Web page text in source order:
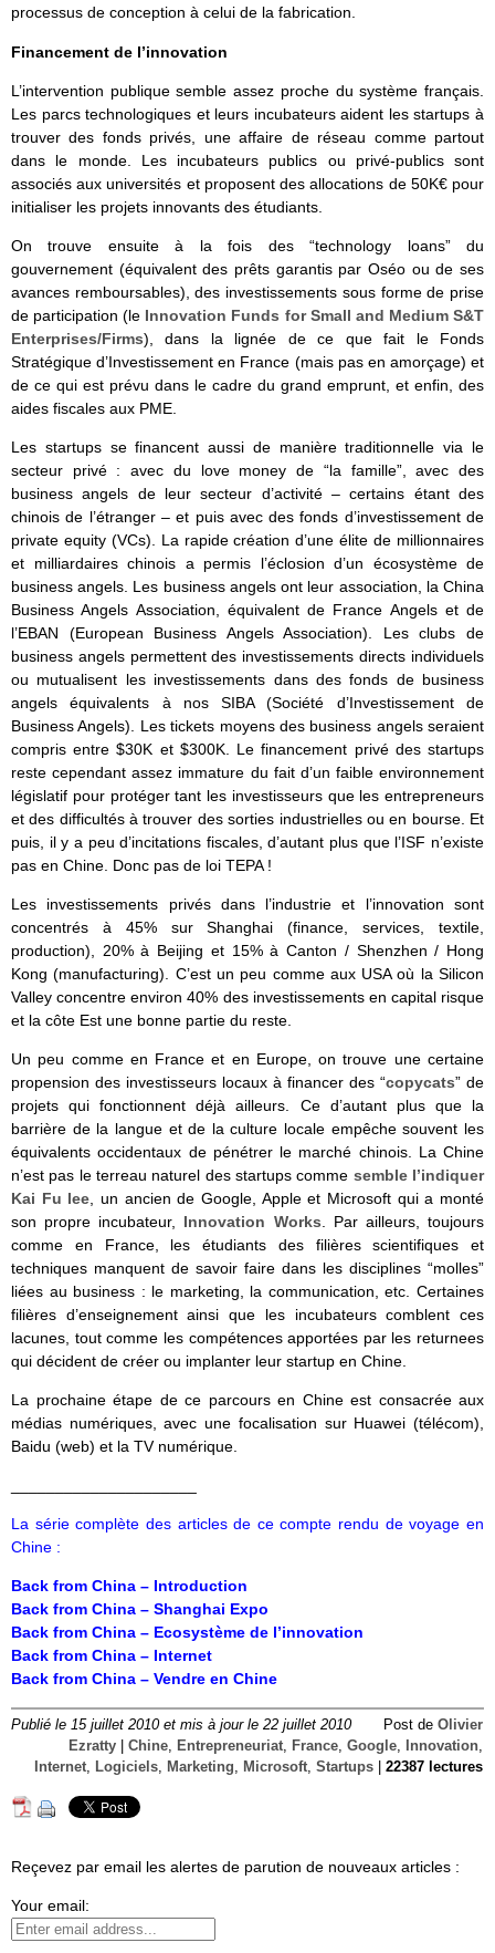
processus de conception à celui de la fabrication.
Financement de l’innovation
L’intervention publique semble assez proche du système français.
Les parcs technologiques et leurs incubateurs aident les startups à
trouver des fonds privés, une affaire de réseau comme partout
dans le monde. Les incubateurs publics ou privé-publics sont
associés aux universités et proposent des allocations de 50K€ pour
initialiser les projets innovants des étudiants.
On trouve ensuite à la fois des “technology loans” du
gouvernement (équivalent des prêts garantis par Oséo ou de ses
avances remboursables), des investissements sous forme de prise
de participation (le Innovation Funds for Small and Medium S&T
Enterprises/Firms), dans la lignée de ce que fait le Fonds
Stratégique d’Investissement en France (mais pas en amorçage) et
de ce qui est prévu dans le cadre du grand emprunt, et enfin, des
aides fiscales aux PME.
Les startups se financent aussi de manière traditionnelle via le
secteur privé : avec du love money de “la famille”, avec des
business angels de leur secteur d’activité – certains étant des
chinois de l’étranger – et puis avec des fonds d’investissement de
private equity (VCs). La rapide création d’une élite de millionnaires
et milliardaires chinois a permis l’éclosion d’un écosystème de
business angels. Les business angels ont leur association, la China
Business Angels Association, équivalent de France Angels et de
l’EBAN (European Business Angels Association). Les clubs de
business angels permettent des investissements directs individuels
ou mutualisent les investissements dans des fonds de business
angels équivalents à nos SIBA (Société d’Investissement de
Business Angels). Les tickets moyens des business angels seraient
compris entre $30K et $300K. Le financement privé des startups
reste cependant assez immature du fait d’un faible environnement
législatif pour protéger tant les investisseurs que les entrepreneurs
et des difficultés à trouver des sorties industrielles ou en bourse. Et
puis, il y a peu d’incitations fiscales, d’autant plus que l’ISF n’existe
pas en Chine. Donc pas de loi TEPA !
Les investissements privés dans l’industrie et l’innovation sont
concentrés à 45% sur Shanghai (finance, services, textile,
production), 20% à Beijing et 15% à Canton / Shenzhen / Hong
Kong (manufacturing). C’est un peu comme aux USA où la Silicon
Valley concentre environ 40% des investissements en capital risque
et la côte Est une bonne partie du reste.
Un peu comme en France et en Europe, on trouve une certaine
propension des investisseurs locaux à financer des “copycats” de
projets qui fonctionnent déjà ailleurs. Ce d’autant plus que la
barrière de la langue et de la culture locale empêche souvent les
équivalents occidentaux de pénétrer le marché chinois. La Chine
n’est pas le terreau naturel des startups comme semble l’indiquer
Kai Fu lee , un ancien de Google, Apple et Microsoft qui a monté
son propre incubateur, Innovation Works . Par ailleurs, toujours
comme en France, les étudiants des filières scientifiques et
techniques manquent de savoir faire dans les disciplines “molles”
liées au business : le marketing, la communication, etc. Certaines
filières d’enseignement ainsi que les incubateurs comblent ces
lacunes, tout comme les compétences apportées par les returnees
qui décident de créer ou implanter leur startup en Chine.
La prochaine étape de ce parcours en Chine est consacrée aux
médias numériques, avec une focalisation sur Huawei (télécom),
Baidu (web) et la TV numérique.
La série complète des articles de ce compte rendu de voyage en
Chine :
Back from China – Introduction
Back from China – Shanghai Expo
Back from China – Ecosystème de l’innovation
Back from China – Internet
Back from China – Vendre en Chine
Publié le 15 juillet 2010 et mis à jour le 22 juillet 2010 Post de Olivier
Ezratty
Chine, Entrepreneuriat, France, Google, Innovation,
Internet, Logiciels, Marketing, Microsoft, Startups 22387 lectures
Reçevez par email les alertes de parution de nouveaux articles :
Your email: